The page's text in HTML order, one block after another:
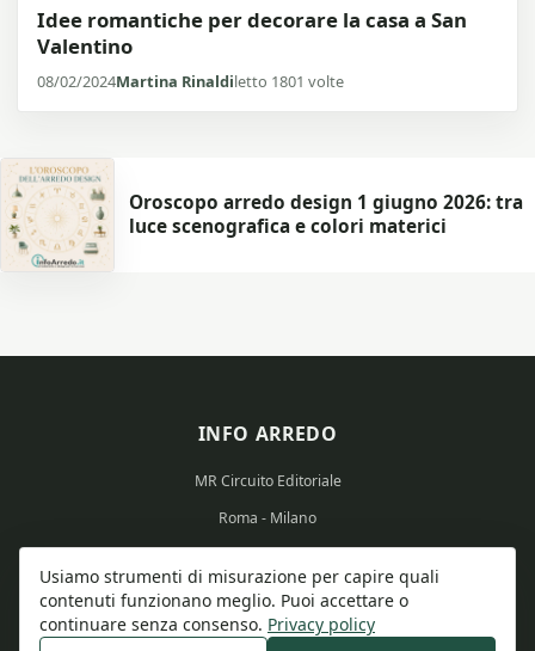
Idee romantiche per decorare la casa a San
Valentino
08/02/2024Martina Rinaldiletto 1801 volte
Oroscopo arredo design 1 giugno 2026: tra
luce scenografica e colori materici
INFO ARREDO
MR Circuito Editoriale
Roma - Milano
Partita IVA: 15569351008
Usiamo strumenti di misurazione per capire quali
contenuti funzionano meglio. Puoi accettare o
continuare senza consenso. Privacy policy